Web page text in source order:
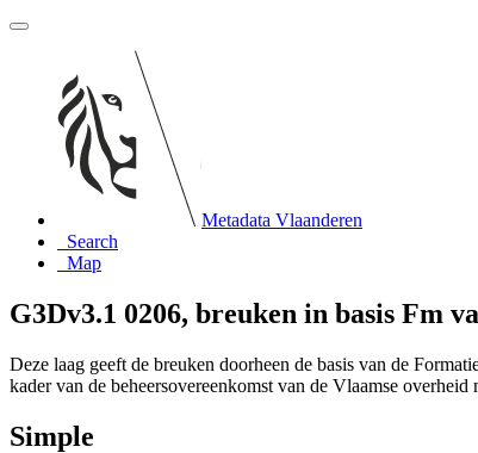
Metadata Vlaanderen
Search
Map
G3Dv3.1 0206, breuken in basis Fm
Deze laag geeft de breuken doorheen de basis van de
kader van de beheersovereenkomst van de Vlaamse
Simple